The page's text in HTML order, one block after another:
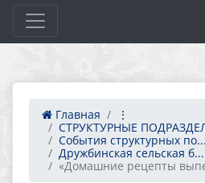
Главная
⋮
СТРУКТУРНЫЕ
События структурных по...
Дружбинская сельская б...
«Домашние рецепты